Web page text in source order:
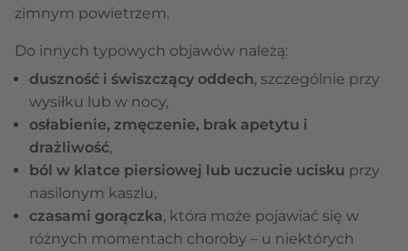
zimnym powietrzem.
Do innych typowych objawów należą:
duszność i świszczący oddech, szczególnie przy
wysiłku lub w nocy,
osłabienie, zmęczenie, brak apetytu i
drażliwość,
ból w klatce piersiowej lub uczucie ucisku przy
nasilonym kaszlu,
czasami gorączka, która może pojawiać się w
różnych momentach choroby – u niektórych